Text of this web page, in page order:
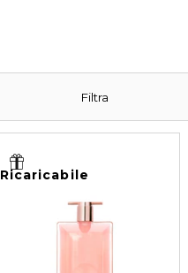
Filtra
Ricaricabile